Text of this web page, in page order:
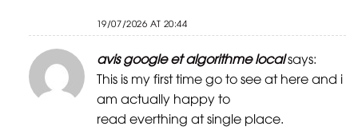
19/07/2026 AT 20:44
avis google et algorithme localsays:
This is my first time go to see at here and i
am actually happy to
read everthing at single place.